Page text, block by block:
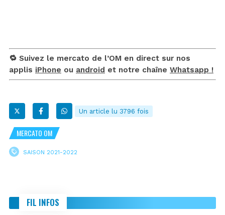
🔁 Suivez le mercato de l’OM en direct sur nos
applis iPhone ou android et notre chaîne Whatsapp !
Un article lu 3796 fois
MERCATO OM
SAISON 2021-2022
FIL INFOS